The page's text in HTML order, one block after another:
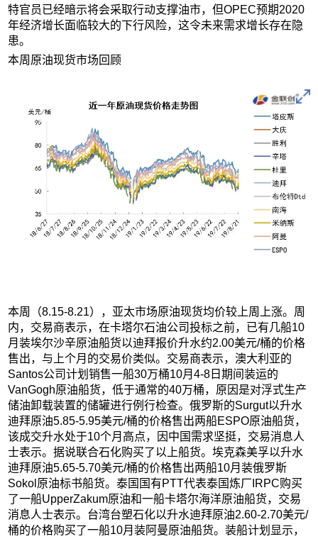
特官员已经暗示将会采取行动支撑油市，但OPEC预期2020
年经济增长面临较大的下行风险，这令未来需求增长存在隐
患。
本周原油现货市场回顾
本周（8.15-8.21），亚太市场原油现货均价较上周上涨。周
内，交易商表示，在卡塔尔石油公司投标之前，已有几船10
月装埃尔沙辛原油船货以迪拜报价升水约2.00美元/桶的价格
售出，与上个月的交易价类似。交易商表示，澳大利亚的
Santos公司计划销售一船30万桶10月4-8日期间装运的
VanGogh原油船货，低于通常的40万桶，原因是对浮式生产
储油卸载装置的储罐进行例行检查。俄罗斯的Surgut以升水
迪拜原油5.85-5.95美元/桶的价格售出两船ESPO原油船货，
该成交升水处于10个月高点，因中国需求坚挺，交易消息人
士表示。据说联合石化购买了以上船货。埃克森美孚以升水
迪拜原油5.65-5.70美元/桶的价格售出两船10月装俄罗斯
Sokol原油标书船货。泰国国有PTT代表泰国炼厂IRPC购买
了一船UpperZakum原油和一船卡塔尔海洋原油船货，交易
消息人士表示。台湾台塑石化以升水迪拜原油2.60-2.70美元/
桶的价格购买了一船10月装阿曼原油船货。装船计划显示，